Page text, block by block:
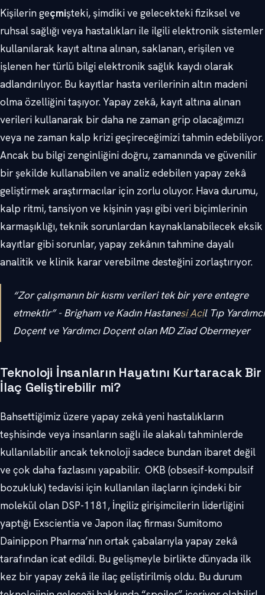
Kişilerin geçmişteki, şimdiki ve gelecekteki fiziksel ve
ruhsal sağlığı veya hastalıkları ile ilgili elektronik sistemler
kullanılarak kayıt altına alınan, saklanan, erişilen ve
işlenen her türlü bilgi elektronik sağlık kaydı olarak
adlandırılıyor. Bu kayıtlar hasta verilerinin altın madeni
olma özelliğini taşıyor. Yapay zekâ, kayıt altına alınan
verileri kullanarak bir daha ne zaman grip olacağımızı
veya ne zaman kalp krizi geçireceğimizi tahmin edebiliyor.
Ancak bu bilgi zenginliğini doğru, zamanında ve güvenilir
bir şekilde kullanabilen ve analiz edebilen yapay zekâ
geliştirmek araştırmacılar için zorlu oluyor. Hava durumu,
kalp ritmi, tansiyon ve kişinin yaşı gibi veri biçimlerinin
karmaşıklığı, teknik sorunlardan kaynaklanabilecek eksik
kayıtlar gibi sorunlar, yapay zekânın tahmine dayalı
analitik ve klinik karar verebilme desteğini zorlaştırıyor.
“Zor çalışmanın bir kısmı verileri tek bir yere entegre
etmektir” - Brigham ve Kadın Hastanesi Acil Tıp Yardımcı
Doçent ve Yardımcı Doçent olan MD Ziad Obermeyer
Teknoloji İnsanların Hayatını Kurtaracak Bir
İlaç Geliştirebilir mi?
Bahsettiğimiz üzere yapay zekâ yeni hastalıkların
teşhisinde veya insanların sağlı ile alakalı tahminlerde
kullanılabilir ancak teknoloji sadece bundan ibaret değil
ve çok daha fazlasını yapabilir. OKB (obsesif-kompulsif
bozukluk) tedavisi için kullanılan ilaçların içindeki bir
molekül olan DSP-1181, İngiliz girişimcilerin liderliğini
yaptığı Exscientia ve Japon ilaç firması Sumitomo
Dainippon Pharma’nın ortak çabalarıyla yapay zekâ
tarafından icat edildi. Bu gelişmeyle birlikte dünyada ilk
kez bir yapay zekâ ile ilaç geliştirilmiş oldu. Bu durum